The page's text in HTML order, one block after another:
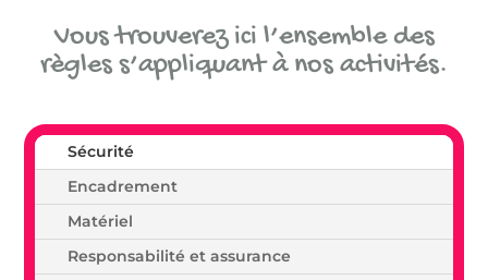
Vous trouverez ici l’ensemble des
règles s’appliquant à nos activités.
Sécurité
Encadrement
Matériel
Responsabilité et assurance